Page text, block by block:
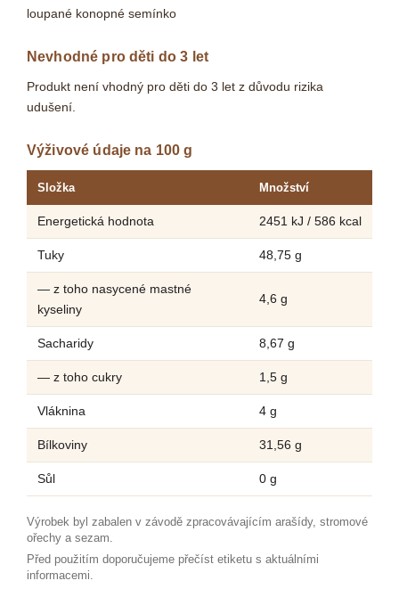
loupané konopné semínko
Nevhodné pro děti do 3 let
Produkt není vhodný pro děti do 3 let z důvodu rizika
udušení.
Výživové údaje na 100 g
Složka Množství
Energetická hodnota 2451 kJ / 586 kcal
Tuky 48,75 g
— z toho nasycené mastné
kyseliny
4,6 g
Sacharidy 8,67 g
— z toho cukry 1,5 g
Vláknina 4 g
Bílkoviny 31,56 g
Sůl 0 g
Výrobek byl zabalen v závodě zpracovávajícím arašídy, stromové
ořechy a sezam.
Před použitím doporučujeme přečíst etiketu s aktuálními
informacemi.